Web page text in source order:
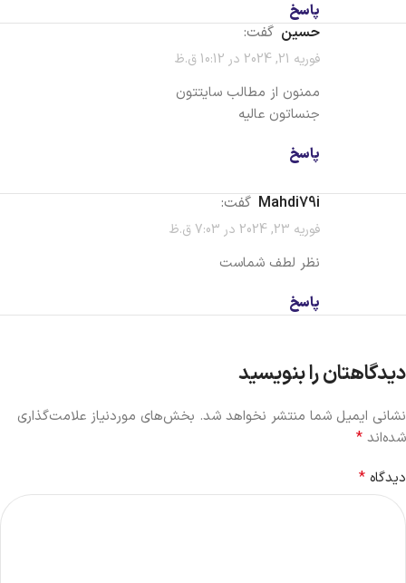
پاسخ
حسین گفت:
فوریه 21, 2024 در 10:12 ق.ظ
ممنون از مطالب سایتتون
جنساتون عالیه
پاسخ
Mahdi79i گفت:
فوریه 23, 2024 در 7:03 ق.ظ
نظر لطف شماست
پاسخ
دیدگاهتان را بنویسید
نشانی ایمیل شما منتشر نخواهد شد. بخش‌های موردنیاز علامت‌گذاری
شده‌اند *
دیدگاه *